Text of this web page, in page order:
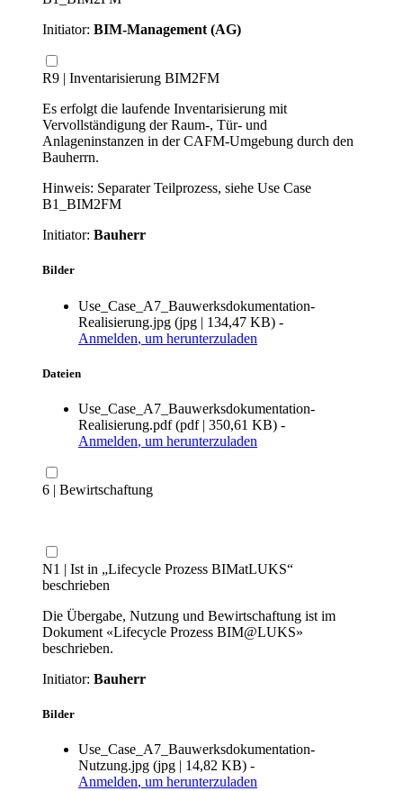
Initiator: BIM-Management (AG)
R9 | Inventarisierung BIM2FM
Es erfolgt die laufende Inventarisierung mit
Vervollständigung der Raum-, Tür- und
Anlageninstanzen in der CAFM-Umgebung durch den
Bauherrn.
Hinweis: Separater Teilprozess, siehe Use Case
B1_BIM2FM
Initiator: Bauherr
Bilder
Use_Case_A7_Bauwerksdokumentation-
Realisierung.jpg (jpg | 134,47 KB) -
Anmelden, um herunterzuladen
Dateien
Use_Case_A7_Bauwerksdokumentation-
Realisierung.pdf (pdf| 350,61 KB) -
Anmelden, um herunterzuladen
6 | Bewirtschaftung
N1 | Ist in „Lifecycle Prozess BIMatLUKS“
beschrieben
Die Übergabe, Nutzung und Bewirtschaftung ist im
Dokument «Lifecycle Prozess BIM@LUKS»
beschrieben.
Initiator: Bauherr
Bilder
Use_Case_A7_Bauwerksdokumentation-
Nutzung.jpg (jpg | 14,82 KB) -
Anmelden, um herunterzuladen